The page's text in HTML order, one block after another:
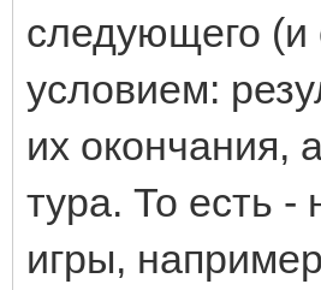
следующего
условием:
их окончания,
тура. То есть -
игры,